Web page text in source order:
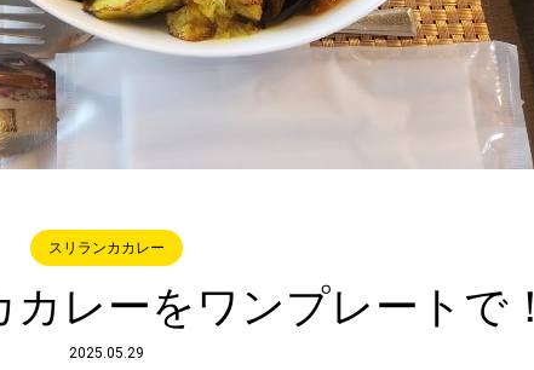
スリランカカレー
レーをワンプレートで！
2025.05.29